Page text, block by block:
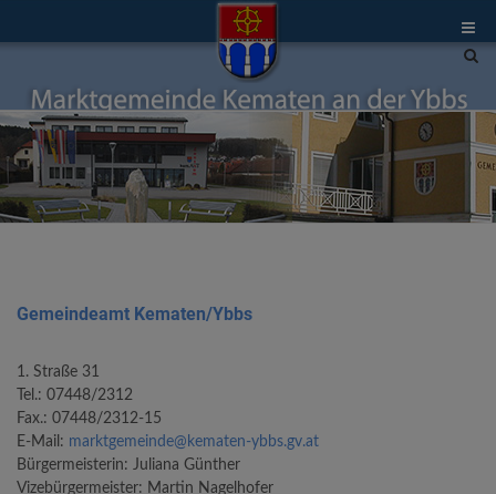
Site
Gemeindeamt Kematen/Ybbs
1. Straße 31
Tel.: 07448/2312
Fax.: 07448/2312-15
E-Mail: marktgemeinde@kematen-ybbs.gv.at
Bürgermeisterin: Juliana Günther
Vizebürgermeister: Martin Nagelhofer